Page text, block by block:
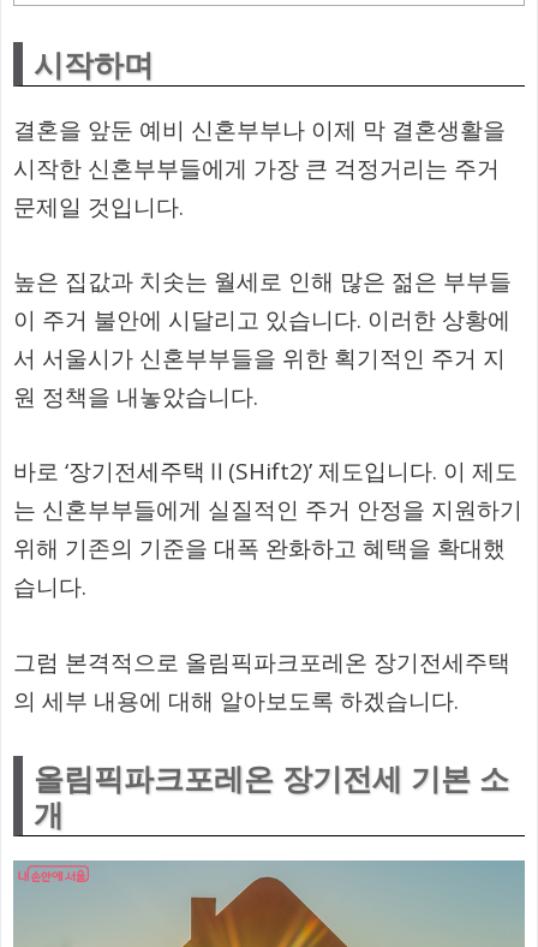
시작하며
결혼을 앞둔 예비 신혼부부나 이제 막 결혼생활을
시작한 신혼부부들에게 가장 큰 걱정거리는 주거
문제일 것입니다.
높은 집값과 치솟는 월세로 인해 많은 젊은 부부들
이 주거 불안에 시달리고 있습니다. 이러한 상황에
서 서울시가 신혼부부들을 위한 획기적인 주거 지
원 정책을 내놓았습니다.
바로 ‘장기전세주택Ⅱ(SHift2)’ 제도입니다. 이 제도
는 신혼부부들에게 실질적인 주거 안정을 지원하기
위해 기존의 기준을 대폭 완화하고 혜택을 확대했
습니다.
그럼 본격적으로 올림픽파크포레온 장기전세주택
의 세부 내용에 대해 알아보도록 하겠습니다.
올림픽파크포레온 장기전세 기본 소
개